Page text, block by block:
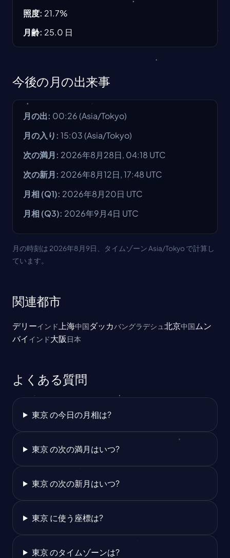
照度: 21.7%
月齢: 25.0 日
今後の月の出来事
月の出: 00:26(Asia/Tokyo)
月の入り : 15:03(Asia/Tokyo)
次の満月 : 2026年8月28日, 04:18 UTC
次の新月 : 2026年8月12日, 17:48 UTC
月相 (Q1): 2026年8月20日 UTC
月相 (Q3): 2026年9月4日 UTC
月の時刻は 2026年8月9日、タイムゾーン Asia/Tokyo で計算し
ています。
関連都市
デリーインド 上海中国ダッカバングラデシュ 北京中国 ムン
バイ インド大阪 日本
よくある質問
東京 の今日の月相は?
東京 の次の満月はいつ?
東京 の次の新月はいつ?
東京 に使う座標は?
東京 のタイムゾーンは?